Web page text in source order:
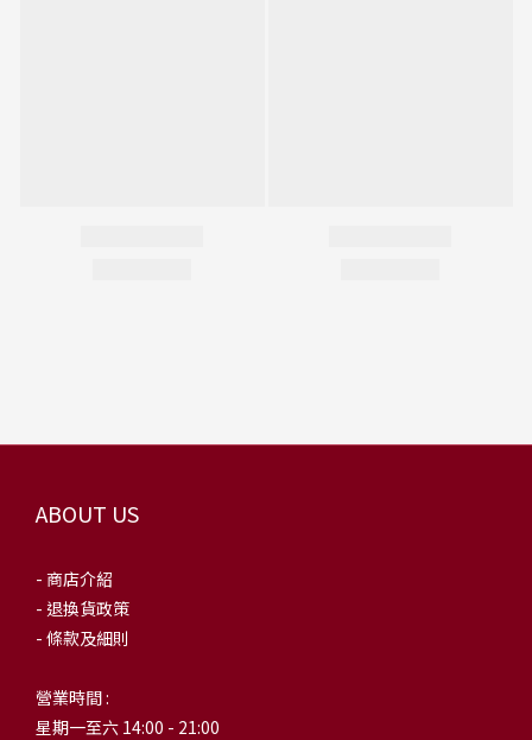
ABOUT US
- 商店介紹
- 退換貨政策
- 條款及細則
營業時間 :
星期一至六 14:00 - 21:00